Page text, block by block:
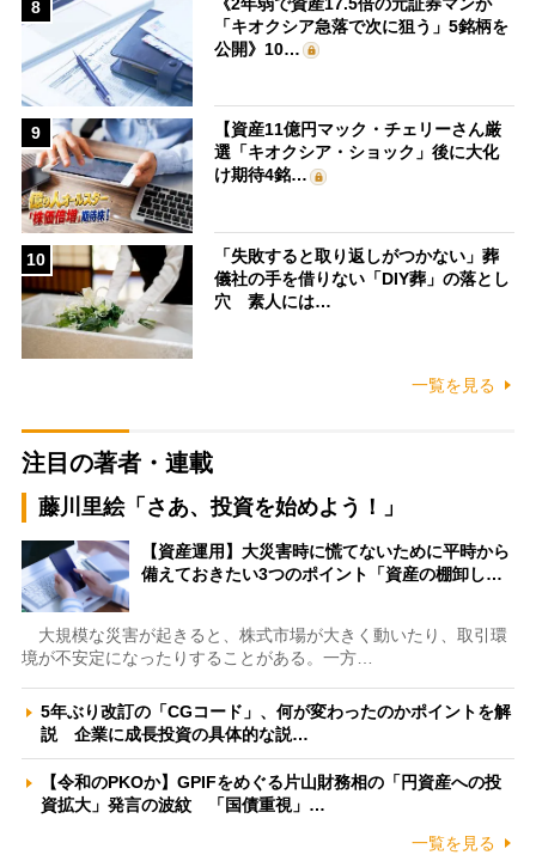
8
「キオクシア急落で次に狙う」5銘柄を
公開》10…
9
【資産11億円マック・チェリーさん厳
選「キオクシア・ショック」後に大化
け期待4銘…
10
「失敗すると取り返しがつかない」葬
儀社の手を借りない「DIY葬」の落とし
穴 素人には…
一覧を見る
注目の著者・連載
藤川里絵「さあ、投資を始めよう！」
【資産運用】大災害時に慌てないために平時から
備えておきたい3つのポイント「資産の棚卸し…
大規模な災害が起きると、株式市場が大きく動いたり、取引環
境が不安定になったりすることがある。一方…
5年ぶり改訂の「CGコード」、何が変わったのかポイントを解
説 企業に成長投資の具体的な説…
【令和のPKOか】GPIFをめぐる片山財務相の「円資産への投
資拡大」発言の波紋 「国債重視」…
一覧を見る